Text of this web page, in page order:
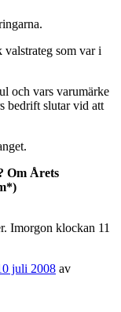
som var i
och vars varumärke
bedrift slutar vid att
Om Årets
Imorgon klockan 11
juli 2008 av